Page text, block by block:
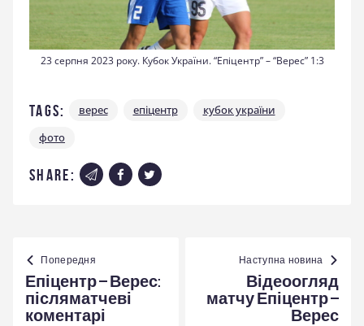
23 серпня 2023 року. Кубок України. “Епіцентр” – “Верес” 1:3
Tags: верес епіцентр
кубок україни
фото
share:
Навігація
записів
Попередня
Епіцентр – Верес:
післяматчеві
коментарі
Наступна новина
Відеоогляд
матчу Епіцентр –
Верес